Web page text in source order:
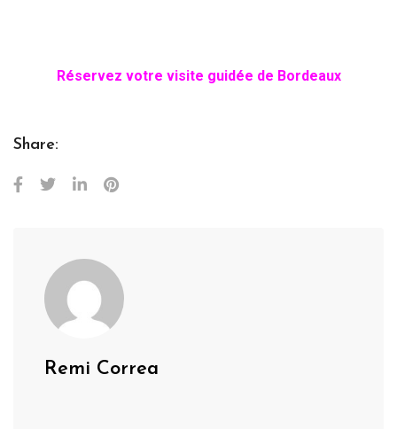
Réservez votre visite guidée de Bordeaux
Share:
Remi Correa